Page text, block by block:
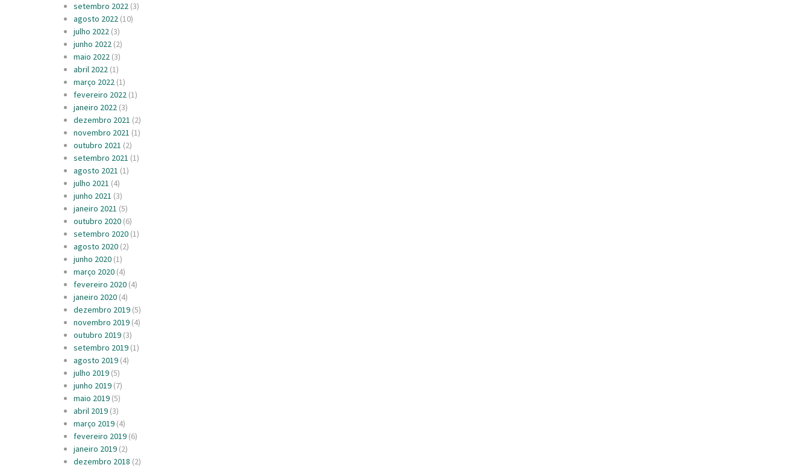
setembro 2022 (3)
agosto 2022 (10)
julho 2022 (3)
junho 2022 (2)
maio 2022 (3)
abril 2022 (1)
março 2022 (1)
fevereiro 2022 (1)
janeiro 2022 (3)
dezembro 2021 (2)
novembro 2021 (1)
outubro 2021 (2)
setembro 2021 (1)
agosto 2021 (1)
julho 2021 (4)
junho 2021 (3)
janeiro 2021 (5)
outubro 2020 (6)
setembro 2020 (1)
agosto 2020 (2)
junho 2020 (1)
março 2020 (4)
fevereiro 2020 (4)
janeiro 2020 (4)
dezembro 2019 (5)
novembro 2019 (4)
outubro 2019 (3)
setembro 2019 (1)
agosto 2019 (4)
julho 2019 (5)
junho 2019 (7)
maio 2019 (5)
abril 2019 (3)
março 2019 (4)
fevereiro 2019 (6)
janeiro 2019 (2)
dezembro 2018 (2)